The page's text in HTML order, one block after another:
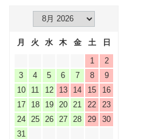
月 火 水 木 金 土
日
1
2
3
4 5 6 7 8
9
10
11 12 13 14 15
16
17
18 19 20 21 22
23
24
25 26 27 28 29
30
31